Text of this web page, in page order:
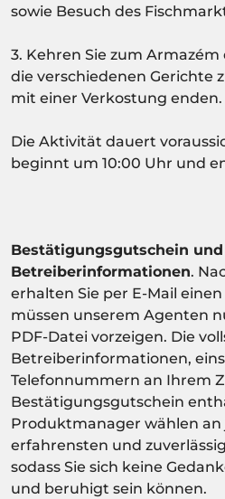
sowie Besuch des
3. Kehren Sie zum
die verschiedenen Gerichte
mit einer Verkostung enden.
Die Aktivität dauert
beginnt um 10:00 Uhr und
Bestätigungsgutschein und
Betreiberinformationen.
erhalten Sie per E-Mail
müssen unserem Agenten
PDF-Datei vorzeigen. Die
Betreiberinformationen,
Telefonnummern an Ihrem
Bestätigungsgutschein
Produktmanager wählen
erfahrensten und
sodass Sie sich keine
und beruhigt sein können.